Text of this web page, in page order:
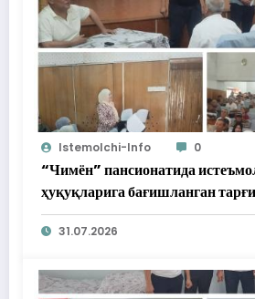
Istemolchi-Info 0
“Чимён” пансионатида
ҳуқуқларига бағишланган
ўтказилди
31.07.2026